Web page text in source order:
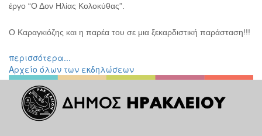
έργο “Ο Δον Ηλίας Κολοκύθας”.
Ο Καραγκιόζης και η παρέα του σε μια ξεκαρδιστική παράσταση!!!
περισσότερα...
Αρχείο όλων των εκδηλώσεων